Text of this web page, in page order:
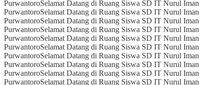
PurwantoroSelamat Datang di Ruang Siswa SD IT Nurul Iman
PurwantoroSelamat Datang di Ruang Siswa SD IT Nurul Iman
PurwantoroSelamat Datang di Ruang Siswa SD IT Nurul Iman
PurwantoroSelamat Datang di Ruang Siswa SD IT Nurul Iman
PurwantoroSelamat Datang di Ruang Siswa SD IT Nurul Iman
PurwantoroSelamat Datang di Ruang Siswa SD IT Nurul Iman
PurwantoroSelamat Datang di Ruang Siswa SD IT Nurul Iman
PurwantoroSelamat Datang di Ruang Siswa SD IT Nurul Iman
PurwantoroSelamat Datang di Ruang Siswa SD IT Nurul Iman
PurwantoroSelamat Datang di Ruang Siswa SD IT Nurul Iman